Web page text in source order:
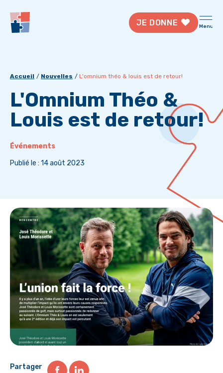
JE DONNE Menu
Accueil Nouvelles L'omnium théo & louis est de retour!
L'Omnium Théo &
Louis est de retour!
Événements
Publié le : 14 août 2023
Partager